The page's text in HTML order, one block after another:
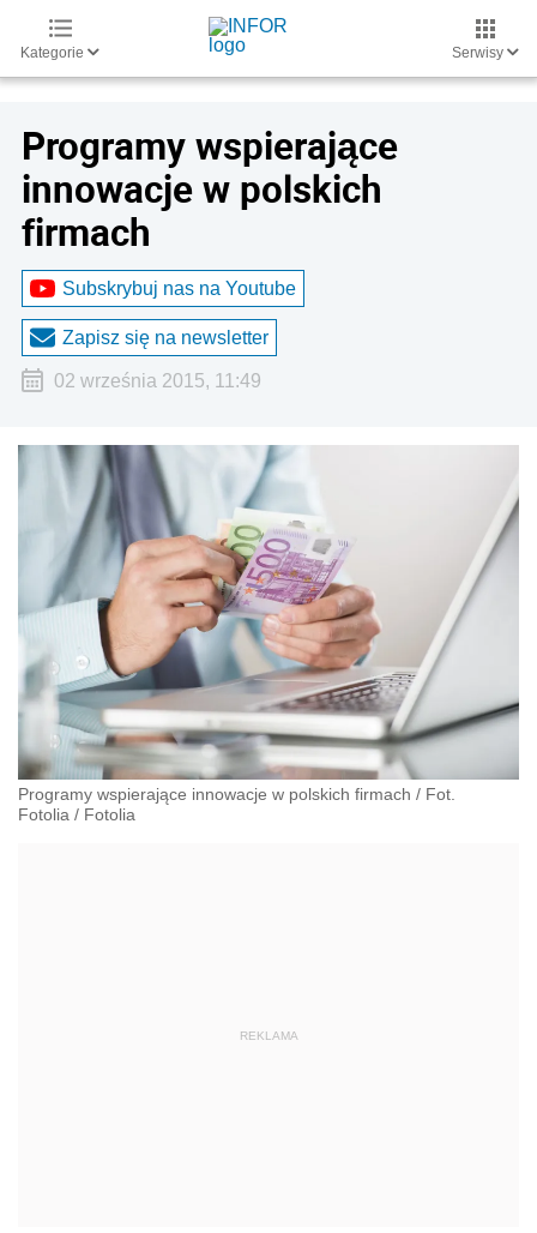
Kategorie Serwisy
Programy wspierające
innowacje w polskich
firmach
Subskrybuj nas na Youtube
Zapisz się na newsletter
02 września 2015, 11:49
Programy wspierające innowacje w polskich firmach / Fot.
Fotolia / Fotolia